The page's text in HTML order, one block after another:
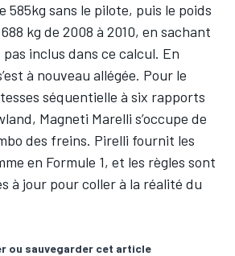
585kg sans le pilote, puis le poids
kg de 2008 à 2010, en sachant
inclus dans ce calcul. En
à nouveau allégée. Pour le
séquentielle à six rapports
Magneti Marelli s’occupe de
des freins. Pirelli fournit les
en Formule 1, et les règles sont
à jour pour coller à la réalité du
ou sauvegarder cet article